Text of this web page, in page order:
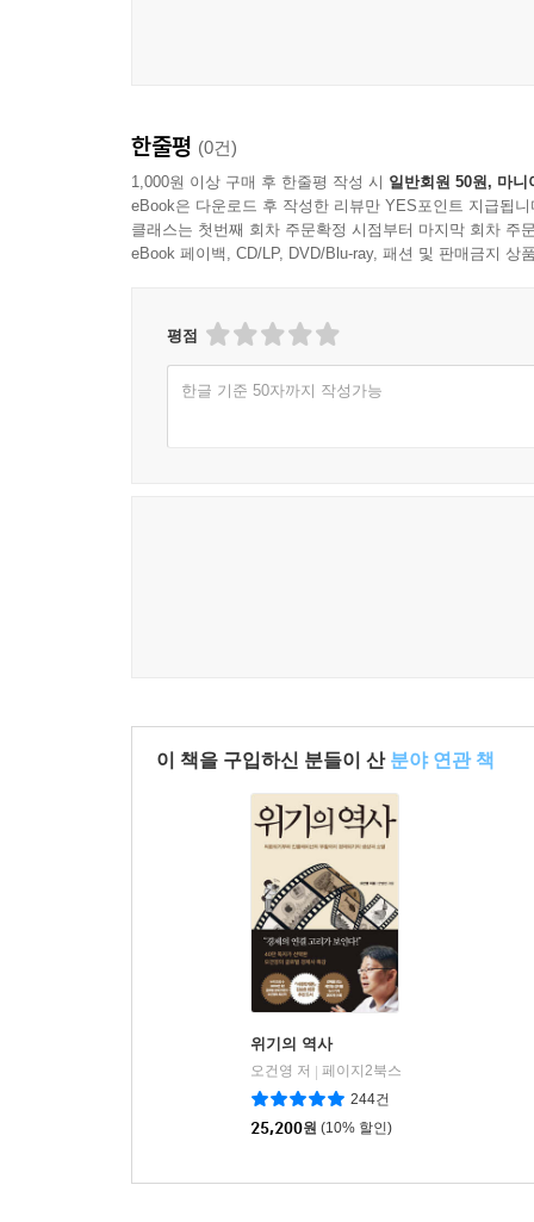
10장. 부의 정점: XRP 1만 원은 어떻게 현실이 되
10-1. 에스크로 물량과 유동성 소각의 경제학
10-2. 리플사의 나스닥 상장과 기업 가치의 연동
11장. 2030 시나리오: 부의 기회와 마무리
한줄평 (0건)
1,000원 이상 구매 후 한줄평 작성 시 일반회원 50원, 마니
eBook은 다운로드 후 작성한 리뷰만 YES포인트 지급됩니
클래스는 첫번째 회차 주문확정 시점부터 마지막 회차 주
eBook 페이백, CD/LP, DVD/Blu-ray, 패션 및 판매금지 상
평점
한글 기준 50자까지 작성가능
이 책을 구입하신 분들이 산 분야 연관 책
위기의 역사
오건영 저
페이지2북스
244건
25,200원 (10% 할인)